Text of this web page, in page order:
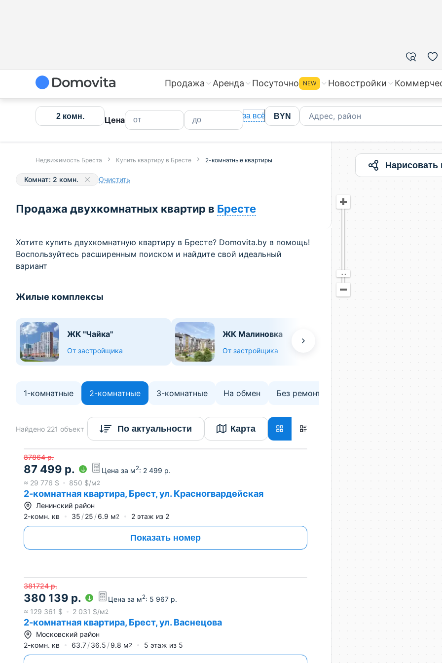
Продажа Аренда Посуточно NEW Новостройки
2 комн. Цена за всё BYN Адрес, район
Недвижимость Бреста Купить квартиру в Бресте 2-комнатные квартиры
Комнат: 2 комн. Очистить
Продажа двухкомнатных квартир в Бресте
Хотите купить двухкомнатную квартиру в Бресте? Domovita.by в помощь!
Воспользуйтесь расширенным поиском и найдите свой идеальный
вариант
Жилые комплексы
ЖК "Чайка"
От застройщика
ЖК Малиновка
От застройщика
1-комнатные 2-комнатные 3-комнатные На обмен Без ремонта
Найдено 221 объект По актуальности Карта
87864 р.
87 499 р. Цена за м2: 2 499 р.
≈ 29 776 $ 850 $/м2
2-комнатная квартира, Брест, ул. Красногвардейская
Ленинский район
2-комн. кв
35 25 6.9 м2 2 этаж из 2
Показать номер
381724 р.
380 139 р. Цена за м2: 5 967 р.
≈ 129 361 $ 2 031 $/м2
2-комнатная квартира, Брест, ул. Васнецова
Московский район
2-комн. кв
63.7 36.5 9.8 м2 5 этаж из 5
Нарисовать